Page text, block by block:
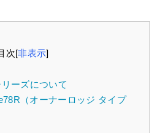
次[非表示]
ーズについて
（オーナーロッジ タイプ